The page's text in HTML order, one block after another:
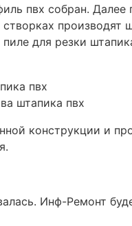
пвх собран.
створках
пиле для резки
штапика пвх
конструкции и
Инф-Ремонт